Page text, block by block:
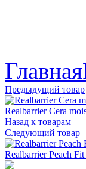
Главная
Предыдущий товар
Realbarrier Cera
Назад к товарам
Следующий товар
Realbarrier Peach